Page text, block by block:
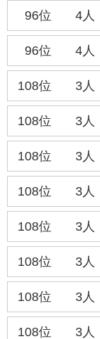
96位 4人
96位 4人
108位 3人
108位 3人
108位 3人
108位 3人
108位 3人
108位 3人
108位 3人
108位 3人